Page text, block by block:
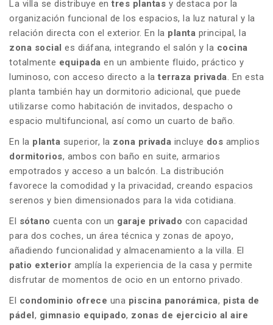
La villa se distribuye en tres plantas y destaca por la
organización funcional de los espacios, la luz natural y la
relación directa con el exterior. En la planta principal, la
zona social es diáfana, integrando el salón y la cocina
totalmente equipada en un ambiente fluido, práctico y
luminoso, con acceso directo a la terraza privada. En esta
planta también hay un dormitorio adicional, que puede
utilizarse como habitación de invitados, despacho o
espacio multifuncional, así como un cuarto de baño.
En la planta superior, la zona privada incluye dos amplios
dormitorios, ambos con baño en suite, armarios
empotrados y acceso a un balcón. La distribución
favorece la comodidad y la privacidad, creando espacios
serenos y bien dimensionados para la vida cotidiana.
El sótano cuenta con un garaje privado con capacidad
para dos coches, un área técnica y zonas de apoyo,
añadiendo funcionalidad y almacenamiento a la villa. El
patio exterior amplía la experiencia de la casa y permite
disfrutar de momentos de ocio en un entorno privado.
El condominio ofrece una piscina panorámica, pista de
pádel , gimnasio equipado, zonas de ejercicio al aire